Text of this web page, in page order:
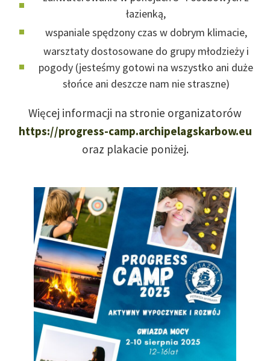
łazienką,
wspaniale spędzony czas w dobrym klimacie,
warsztaty dostosowane do grupy młodzieży i
pogody (jesteśmy gotowi na wszystko ani duże
słońce ani deszcze nam nie straszne)
Więcej informacji na stronie organizatorów
https://progress-camp.archipelagskarbow.eu
oraz plakacie poniżej.